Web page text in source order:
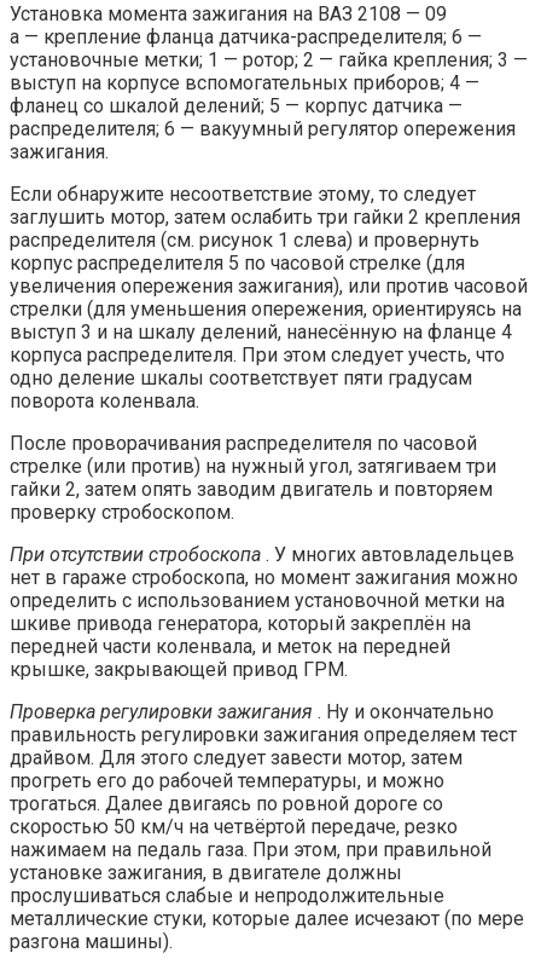
Установка момента зажигания на ВАЗ 2108 — 09
а — крепление фланца датчика-распределителя; 6 —
установочные метки; 1 — ротор; 2 — гайка крепления; 3 —
выступ на корпусе вспомогательных приборов; 4 —
фланец со шкалой делений; 5 — корпус датчика —
распределителя; 6 — вакуумный регулятор опережения
зажигания.
Если обнаружите несоответствие этому, то следует
заглушить мотор, затем ослабить три гайки 2 крепления
распределителя (см. рисунок 1 слева) и провернуть
корпус распределителя 5 по часовой стрелке (для
увеличения опережения зажигания), или против часовой
стрелки (для уменьшения опережения, ориентируясь на
выступ 3 и на шкалу делений, нанесённую на фланце 4
корпуса распределителя. При этом следует учесть, что
одно деление шкалы соответствует пяти градусам
поворота коленвала.
После проворачивания распределителя по часовой
стрелке (или против) на нужный угол, затягиваем три
гайки 2, затем опять заводим двигатель и повторяем
проверку стробоскопом.
При отсутствии стробоскопа . У многих автовладельцев
нет в гараже стробоскопа, но момент зажигания можно
определить с использованием установочной метки на
шкиве привода генератора, который закреплён на
передней части коленвала, и меток на передней
крышке, закрывающей привод ГРМ.
Проверка регулировки зажигания . Ну и окончательно
правильность регулировки зажигания определяем тест
драйвом. Для этого следует завести мотор, затем
прогреть его до рабочей температуры, и можно
трогаться. Далее двигаясь по ровной дороге со
скоростью 50 км/ч на четвёртой передаче, резко
нажимаем на педаль газа. При этом, при правильной
установке зажигания, в двигателе должны
прослушиваться слабые и непродолжительные
металлические стуки, которые далее исчезают (по мере
разгона машины).